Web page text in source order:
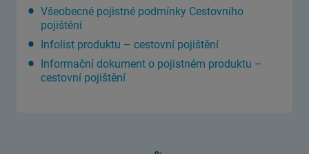
Všeobecné pojistné podmínky Cestovního
pojištění
Infolist produktu – cestovní pojištění
Informační dokument o pojistném produktu –
cestovní pojištění